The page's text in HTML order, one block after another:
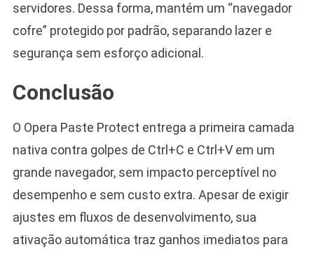
servidores. Dessa forma, mantém um “navegador
cofre” protegido por padrão, separando lazer e
segurança sem esforço adicional.
Conclusão
O Opera Paste Protect entrega a primeira camada
nativa contra golpes de Ctrl+C e Ctrl+V em um
grande navegador, sem impacto perceptível no
desempenho e sem custo extra. Apesar de exigir
ajustes em fluxos de desenvolvimento, sua
ativação automática traz ganhos imediatos para